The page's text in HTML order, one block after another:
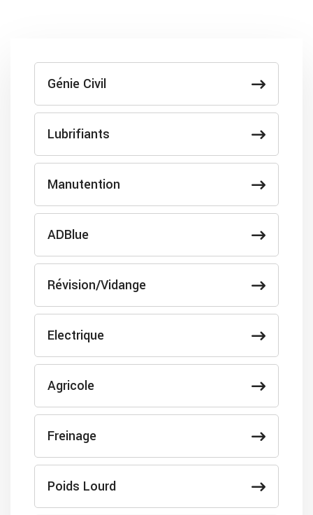
Génie Civil
Lubrifiants
Manutention
ADBlue
Révision/Vidange
Electrique
Agricole
Freinage
Poids Lourd